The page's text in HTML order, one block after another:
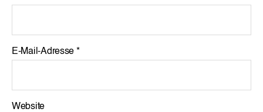
E-Mail-Adresse *
Website